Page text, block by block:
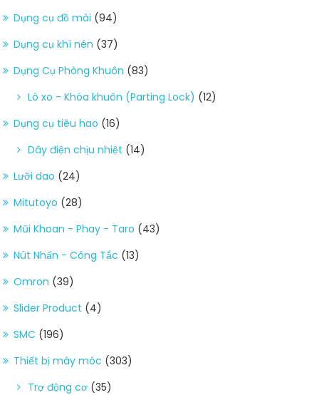
Dụng cụ đồ mài (94)
Dụng cụ khí nén (37)
Dụng Cụ Phòng Khuôn (83)
Lò xo - Khóa khuôn (Parting Lock) (12)
Dụng cụ tiêu hao (16)
Dây điện chịu nhiệt (14)
Lưỡi dao (24)
Mitutoyo (28)
Mũi Khoan - Phay - Taro (43)
Nút Nhấn - Công Tắc (13)
Omron (39)
Slider Product (4)
SMC (196)
Thiết bị máy móc (303)
Trợ động cơ (35)